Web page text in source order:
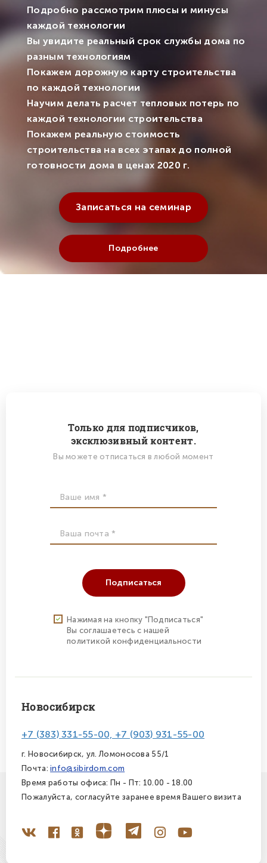
Подробно рассмотрим плюсы и минусы
каждой технологии
Вы увидите реальный срок службы дома по
разным технологиям
Покажем дорожную карту строительства
по каждой технологии
Научим делать расчет тепловых потерь по
каждой технологии строительства
Покажем реальную стоимость
строительства на всех этапах до полной
готовности дома в ценах 2020 г.
Записаться на семинар
Подробнее
Только для подписчиков,
эксклюзивный контент.
Вы можете отписаться в любой момент
Подписаться
Нажимая на кнопку "Подписаться"
Вы соглашаетесь с нашей
политикой конфиденциальности
Новосибирск
+7 (383) 331-55-00, +7 (903) 931-55-00
г. Новосибирск, ул. Ломоносова 55/1
Почта:info@sibirdom.com
Время работы офиса: Пн - Пт: 10.00 - 18.00
Пожалуйста, согласуйте заранее время Вашего визита